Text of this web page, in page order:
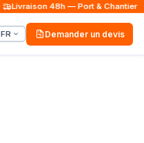
Livraison 48h — Port & Chantier
FR Demander un devis